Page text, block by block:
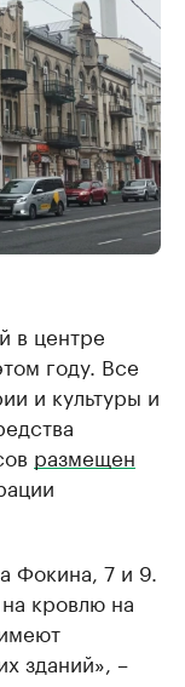
в центре
году. Все
и культуры и
размещен
Фокина, 7 и 9.
кровлю на
зданий», –